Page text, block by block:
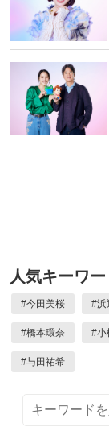
人気キーワー
#今田美桜 #浜
#橋本環奈 #小
#与田祐希